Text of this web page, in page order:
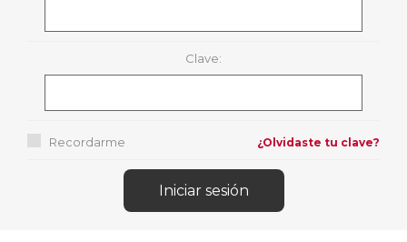
Clave:
Recordarme ¿Olvidaste tu clave?